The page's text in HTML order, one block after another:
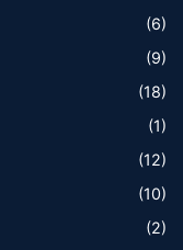
(6)
(9)
(18)
(1)
(12)
(10)
(2)